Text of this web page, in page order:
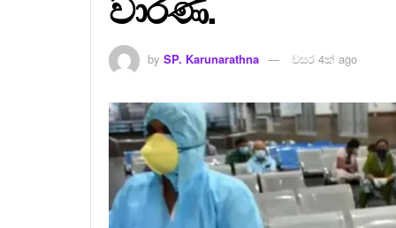
by SP. Karunarathna වසර 4ක් ago